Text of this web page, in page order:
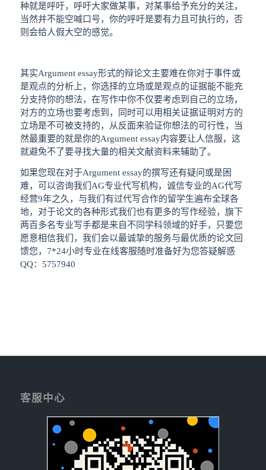
种就是呼吁，呼吁大家做某事，对某事给予充分的关注，
当然并不能空喊口号，你的呼吁是要有力且可执行的，否
则会给人假大空的感觉。
其实Argument essay形式的辩论文主要难在你对于事件或
是观点的分析上，你选择的立场或是观点的证据能不能充
分支持你的想法，在写作中你不仅要考虑到自己的立场，
对方的立场也要考虑到，同时可以用相关证据证明对方的
立场是不可被支持的，从反面来验证你想法的可行性，当
然最重要的就是你的Argument essay内容要让人信服，这
就避免不了要寻找大量的相关文献资料来辅助了。
如果您现在对于Argument essay的撰写还有疑问或是困
难，可以咨询我们AG专业代写机构，诚信专业的AG代写
经营9年之久，与我们有过代写合作的留学生遍布全球各
地，对于论文的各种形式我们也有更多的写作经验，旗下
两百多名专业写手都是来自不同学科领域的好手，只要您
愿意相信我们，我们会以最诚挚的服务与最优质的论文回
馈您，7*24小时专业在线客服随时准备好为您答疑解惑
QQ：5757940
客服中心